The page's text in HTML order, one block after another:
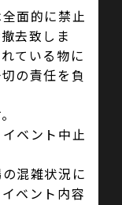
面的に禁止
去致しま
ている物に
の責任を負
ベント中止
混雑状況に
ベント内容